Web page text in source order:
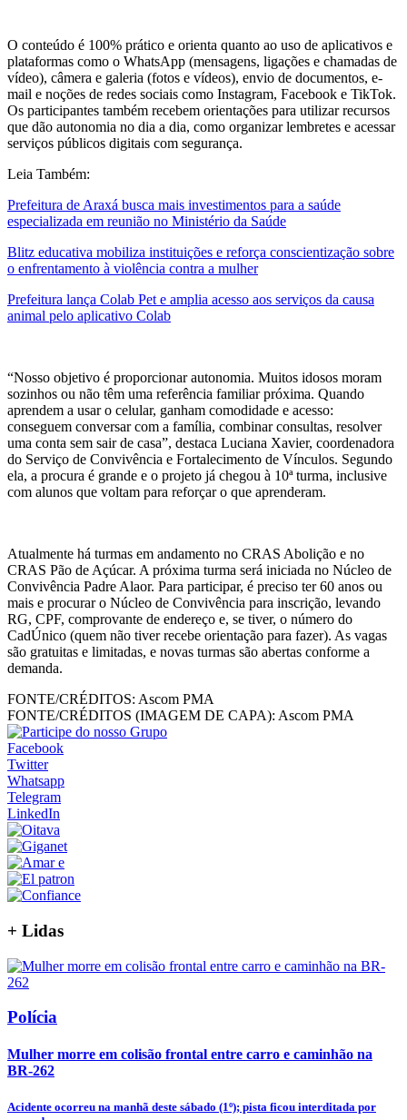
O conteúdo é 100% prático e orienta quanto ao uso de aplicativos e
plataformas como o WhatsApp (mensagens, ligações e chamadas de
vídeo), câmera e galeria (fotos e vídeos), envio de documentos, e-
mail e noções de redes sociais como Instagram, Facebook e TikTok.
Os participantes também recebem orientações para utilizar recursos
que dão autonomia no dia a dia, como organizar lembretes e acessar
serviços públicos digitais com segurança.
Leia Também:
Prefeitura de Araxá busca mais investimentos para a saúde
especializada em reunião no Ministério da Saúde
Blitz educativa mobiliza instituições e reforça conscientização sobre
o enfrentamento à violência contra a mulher
Prefeitura lança Colab Pet e amplia acesso aos serviços da causa
animal pelo aplicativo Colab
“Nosso objetivo é proporcionar autonomia. Muitos idosos moram
sozinhos ou não têm uma referência familiar próxima. Quando
aprendem a usar o celular, ganham comodidade e acesso:
conseguem conversar com a família, combinar consultas, resolver
uma conta sem sair de casa”, destaca Luciana Xavier, coordenadora
do Serviço de Convivência e Fortalecimento de Vínculos. Segundo
ela, a procura é grande e o projeto já chegou à 10ª turma, inclusive
com alunos que voltam para reforçar o que aprenderam.
Atualmente há turmas em andamento no CRAS Abolição e no
CRAS Pão de Açúcar. A próxima turma será iniciada no Núcleo de
Convivência Padre Alaor. Para participar, é preciso ter 60 anos ou
mais e procurar o Núcleo de Convivência para inscrição, levando
RG, CPF, comprovante de endereço e, se tiver, o número do
CadÚnico (quem não tiver recebe orientação para fazer). As vagas
são gratuitas e limitadas, e novas turmas são abertas conforme a
demanda.
FONTE/CRÉDITOS: Ascom PMA
FONTE/CRÉDITOS (IMAGEM DE CAPA): Ascom PMA
Facebook
Twitter
Whatsapp
Telegram
LinkedIn
+ Lidas
Polícia
Mulher morre em colisão frontal entre carro e caminhão na
BR-262
Acidente ocorreu na manhã deste sábado (1º); pista ficou interditada por